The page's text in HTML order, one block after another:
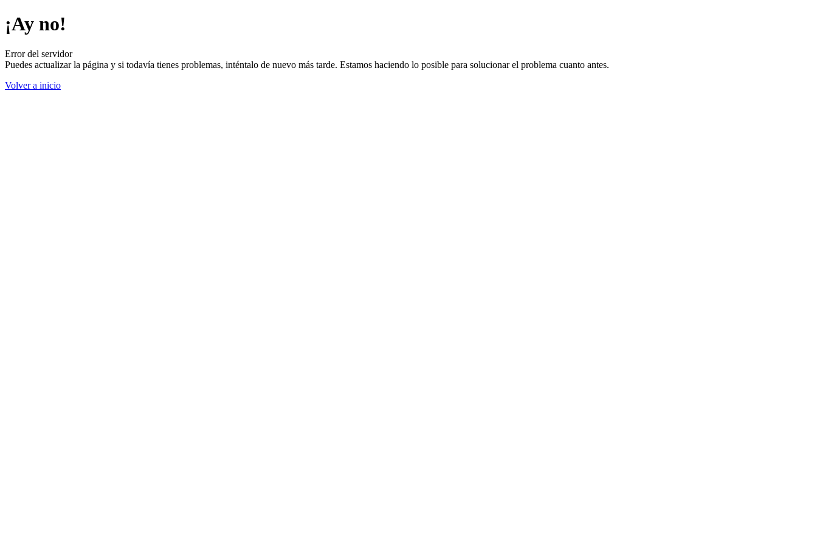
¡Ay no!
Error del servidor
Puedes actualizar la página y si todavía tienes problemas, inténtalo de nuevo más tarde. Estamos haciendo lo posible para solucionar el problema cuanto antes.
Volver a inicio